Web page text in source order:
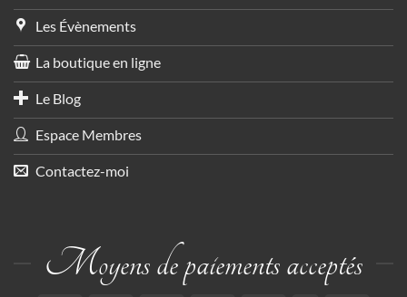
Les Évènements
La boutique en ligne
Le Blog
Espace Membres
Contactez-moi
Moyens de paiements acceptés